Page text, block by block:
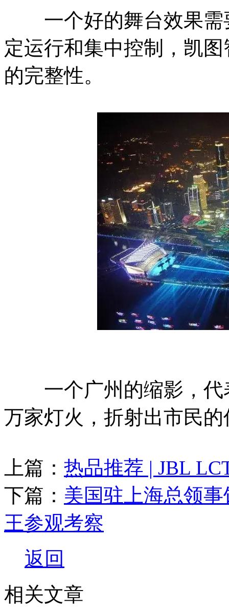
一个好的舞台效果需
定运行和集中控制，凯
的完整性。
一个广州的缩影，代
万家灯火，折射出市民
上篇： 热品推荐 | JBL
下篇： 美国驻上海总领
王参观考察
返回
相关文章